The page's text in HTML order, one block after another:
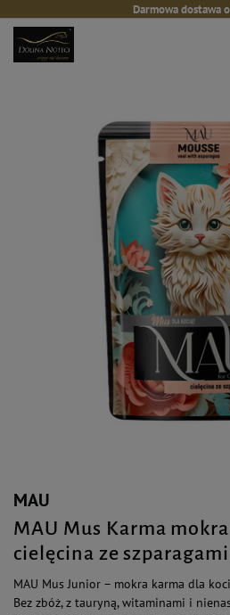
Darmowa dostawa
MAU
MAU Mus Karma
cielęcina ze
MAU Mus Junior – mokra karma dla
Bez zbóż, z tauryną, witaminami i